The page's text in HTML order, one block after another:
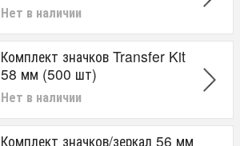
Нет в наличии
Комплект значков Transfer Kit
58 мм (500 шт)
Нет в наличии
Комплект значков/зеркал 56 мм